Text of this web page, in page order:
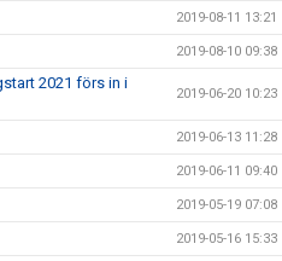
2019-08-11 13:21
2019-08-10 09:38
2021 förs in i
2019-06-20 10:23
2019-06-13 11:28
2019-06-11 09:40
2019-05-19 07:08
2019-05-16 15:33